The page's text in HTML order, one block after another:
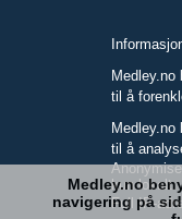
Medley.no
til å
Medley.no
til å
kun lokalt.
Full IP-
Medley.no
navigering på